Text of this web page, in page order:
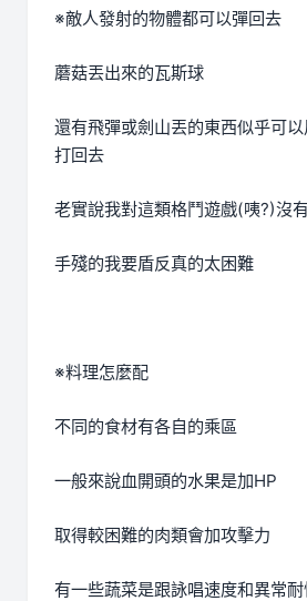
※敵人發射的物體都可以彈回去
蘑菇丟出來的瓦斯球
還有飛彈或劍山丟的東西似乎可
打回去
老實說我對這類格鬥遊戲(咦?)沒
手殘的我要盾反真的太困難
※料理怎麼配
不同的食材有各自的乘區
一般來說血開頭的水果是加HP
取得較困難的肉類會加攻擊力
有一些蔬菜是跟詠唱速度和異常